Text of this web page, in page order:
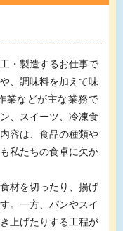
・製造するお仕事で
、調味料を加えて味
業などが主な業務で
、スイーツ、冷凍食
容は、食品の種類や
私たちの食卓に欠か
材を切ったり、揚げ
。一方、パンやスイ
上げたりする工程が